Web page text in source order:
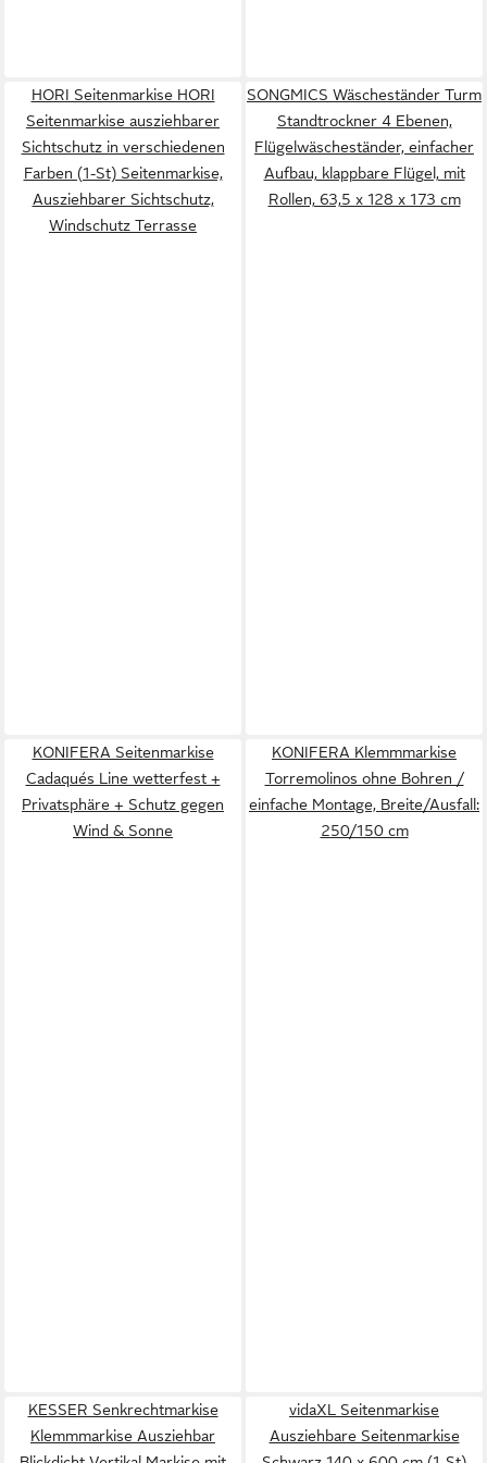
HORI Seitenmarkise HORI
Seitenmarkise ausziehbarer
Sichtschutz in verschiedenen
Farben (1-St) Seitenmarkise,
Ausziehbarer Sichtschutz,
Windschutz Terrasse
SONGMICS Wäscheständer Turm
Standtrockner 4 Ebenen,
Flügelwäscheständer, einfacher
Aufbau, klappbare Flügel, mit
Rollen, 63,5 x 128 x 173 cm
KONIFERA Seitenmarkise
Cadaqués Line wetterfest +
Privatsphäre + Schutz gegen
Wind & Sonne
KONIFERA Klemmmarkise
Torremolinos ohne Bohren /
einfache Montage, Breite/Ausfall:
250/150 cm
KESSER Senkrechtmarkise
Klemmmarkise Ausziehbar
vidaXL Seitenmarkise
Ausziehbare Seitenmarkise